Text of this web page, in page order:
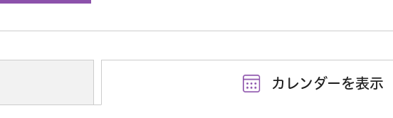
カレンダーを表示